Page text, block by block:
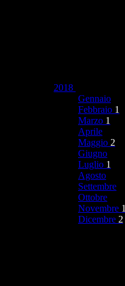
2018
Gennaio
Febbraio 1
Marzo 1
Aprile
Maggio 2
Giugno
Luglio 1
Agosto
Settembre
Ottobre
Novembre 1
Dicembre 2